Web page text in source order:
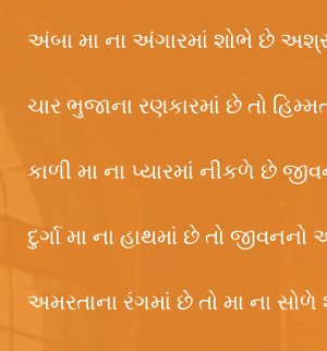
અંબા મા ના અંગારમાં શોભે છે
ચાર ભુજાના રણકારમાં છે તો
કાળી મા ના પ્યારમાં નીકળે છે
દુર્ગા મા ના હાથમાં છે તો જીવનનો
અમરતાના રંગમાં છે તો મા ના સોળે